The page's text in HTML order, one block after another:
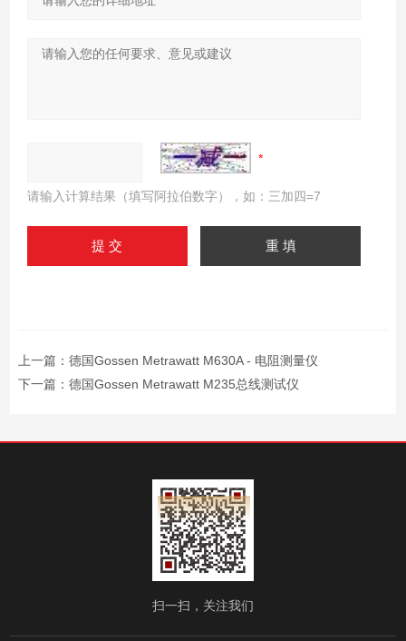
请输入计算结果（填写阿拉伯数字），如：三加四=7
上一篇： 德国Gossen Metrawatt M630A - 电阻测量仪
下一篇： 德国Gossen Metrawatt M235总线测试仪
扫一扫，关注我们